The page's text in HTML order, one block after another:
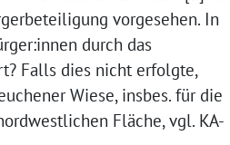
vorgesehen. In
durch das
Falls dies nicht erfolgte,
Wiese, insbes. für die
Fläche, vgl. KA-